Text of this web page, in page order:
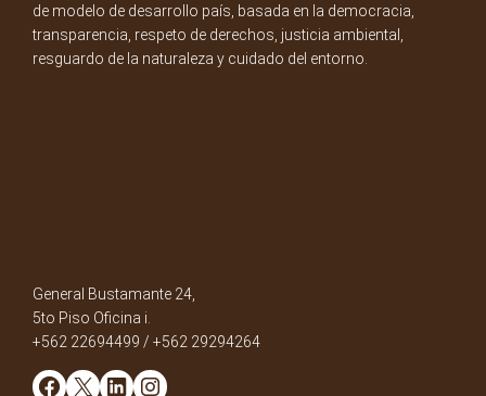
de modelo de desarrollo país, basada en la democracia,
transparencia, respeto de derechos, justicia ambiental,
resguardo de la naturaleza y cuidado del entorno.
General Bustamante 24,
5to Piso Oficina i.
+562 22694499 / +562 29294264